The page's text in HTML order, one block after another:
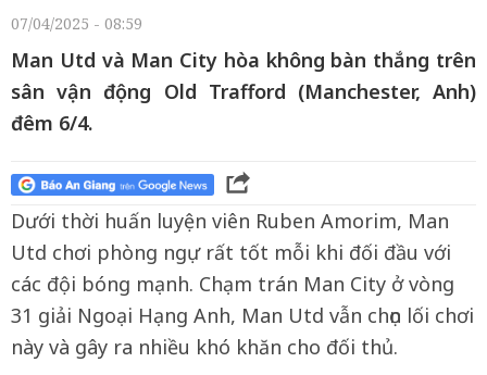
07/04/2025 - 08:59
Man Utd và Man City hòa không bàn thắng trên
sân vận động Old Trafford (Manchester, Anh)
đêm 6/4.
Dưới thời huấn luyện viên Ruben Amorim, Man
Utd chơi phòng ngự rất tốt mỗi khi đối đầu với
các đội bóng mạnh. Chạm trán Man City ở vòng
31 giải Ngoại Hạng Anh, Man Utd vẫn chọn lối chơi
này và gây ra nhiều khó khăn cho đối thủ.